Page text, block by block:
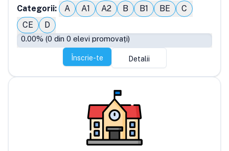
Categorii:
A A1 A2 B B1 BE
C
CE
D
0.00% (0 din 0 elevi promovați)
Înscrie-te Detalii